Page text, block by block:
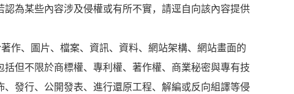
為某些內容涉及侵權或有所不實，請逕自向該內容提供
作、圖片、檔案、資訊、資料、網站架構、網站畫面的
但不限於商標權、專利權、著作權、商業秘密與專有技
發行、公開發表、進行還原工程、解編或反向組譯等侵